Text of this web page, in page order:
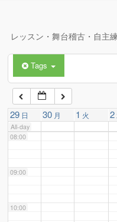
レッスン・舞台稽古・自主
Tags
29 日 30 月 1 火 2
All-day
06:00
07:00
08:00
09:00
10:00